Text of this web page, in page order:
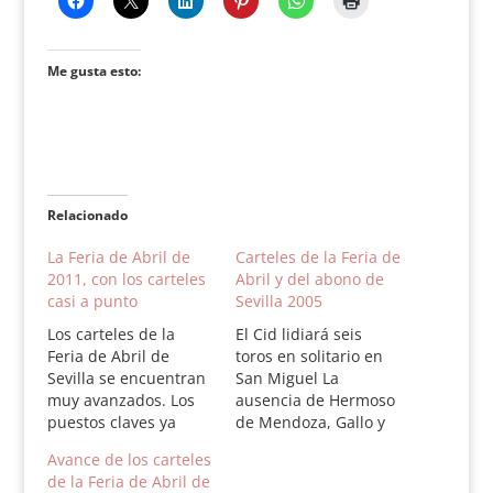
Me gusta esto:
Relacionado
La Feria de Abril de
2011, con los carteles
casi a punto
Los carteles de la
Feria de Abril de
Sevilla se encuentran
muy avanzados. Los
puestos claves ya
faltan algunos
detalles en las
Carteles de la Feria de
Abril y del abono de
Sevilla 2005
El Cid lidiará seis
toros en solitario en
San Miguel La
ausencia de Hermoso
de Mendoza, Gallo y
Avance de los carteles
de la Feria de Abril de